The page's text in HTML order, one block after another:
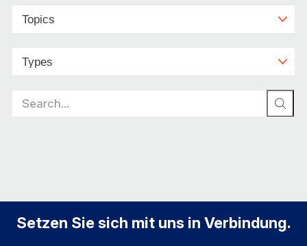
Search
Setzen Sie sich mit uns in Verbindung.